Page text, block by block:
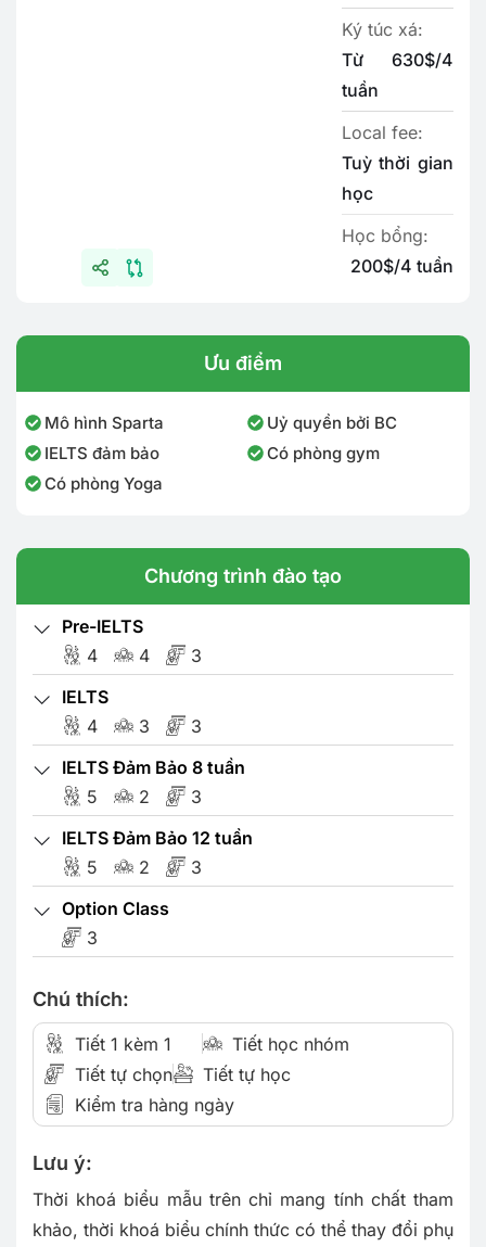
Ký túc xá:
Từ 630$/4
tuần
Local fee:
Tuỳ thời gian
học
Học bổng:
200$/4 tuần
Ưu điểm
Mô hình Sparta
Uỷ quyền bởi BC
IELTS đảm bảo
Có phòng gym
Có phòng Yoga
Chương trình đào tạo
Pre-IELTS
4
4
3
IELTS
4
3
3
IELTS Đảm Bảo 8 tuần
5
2
3
IELTS Đảm Bảo 12 tuần
5
2
3
Option Class
3
Chú thích:
Tiết 1 kèm 1
Tiết học nhóm
Tiết tự chọn
Tiết tự học
Kiểm tra hàng ngày
Lưu ý:
Thời khoá biểu mẫu trên chỉ mang tính chất tham
khảo, thời khoá biểu chính thức có thể thay đổi phụ